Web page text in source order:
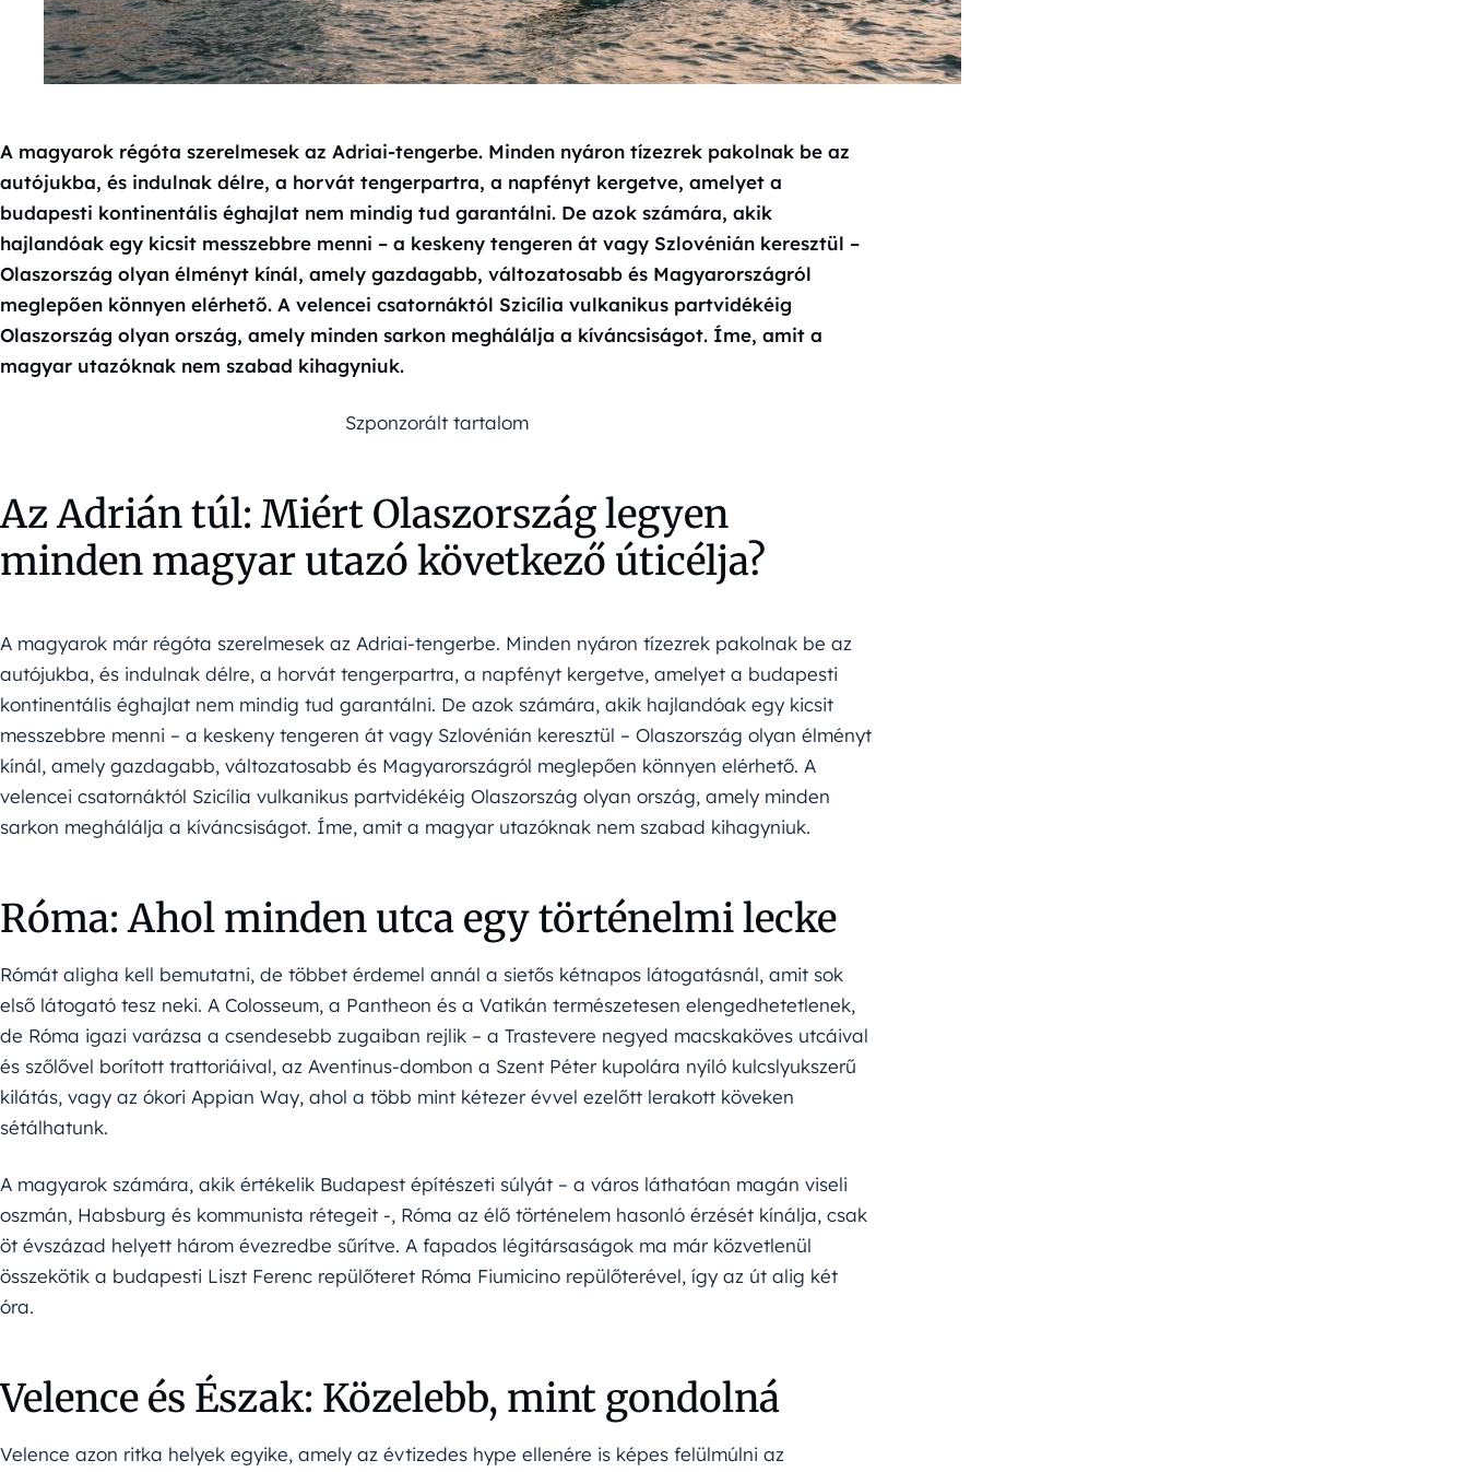
A magyarok régóta szerelmesek az Adriai-tengerbe. Minden nyáron tízezrek pakolnak be az
autójukba, és indulnak délre, a horvát tengerpartra, a napfényt kergetve, amelyet a
budapesti kontinentális éghajlat nem mindig tud garantálni. De azok számára, akik
hajlandóak egy kicsit messzebbre menni – a keskeny tengeren át vagy Szlovénián keresztül –
Olaszország olyan élményt kínál, amely gazdagabb, változatosabb és Magyarországról
meglepően könnyen elérhető. A velencei csatornáktól Szicília vulkanikus partvidékéig
Olaszország olyan ország, amely minden sarkon meghálálja a kíváncsiságot. Íme, amit a
magyar utazóknak nem szabad kihagyniuk.
Szponzorált tartalom
Az Adrián túl: Miért Olaszország legyen
minden magyar utazó következő úticélja?
A magyarok már régóta szerelmesek az Adriai-tengerbe. Minden nyáron tízezrek pakolnak be az
autójukba, és indulnak délre, a horvát tengerpartra, a napfényt kergetve, amelyet a budapesti
kontinentális éghajlat nem mindig tud garantálni. De azok számára, akik hajlandóak egy kicsit
messzebbre menni – a keskeny tengeren át vagy Szlovénián keresztül – Olaszország olyan élményt
kínál, amely gazdagabb, változatosabb és Magyarországról meglepően könnyen elérhető. A
velencei csatornáktól Szicília vulkanikus partvidékéig Olaszország olyan ország, amely minden
sarkon meghálálja a kíváncsiságot. Íme, amit a magyar utazóknak nem szabad kihagyniuk.
Róma: Ahol minden utca egy történelmi lecke
Rómát aligha kell bemutatni, de többet érdemel annál a sietős kétnapos látogatásnál, amit sok
első látogató tesz neki. A Colosseum, a Pantheon és a Vatikán természetesen elengedhetetlenek,
de Róma igazi varázsa a csendesebb zugaiban rejlik – a Trastevere negyed macskaköves utcáival
és szőlővel borított trattoriáival, az Aventinus-dombon a Szent Péter kupolára nyíló kulcslyukszerű
kilátás, vagy az ókori Appian Way, ahol a több mint kétezer évvel ezelőtt lerakott köveken
sétálhatunk.
A magyarok számára, akik értékelik Budapest építészeti súlyát – a város láthatóan magán viseli
oszmán, Habsburg és kommunista rétegeit -, Róma az élő történelem hasonló érzését kínálja, csak
öt évszázad helyett három évezredbe sűrítve. A fapados légitársaságok ma már közvetlenül
összekötik a budapesti Liszt Ferenc repülőteret Róma Fiumicino repülőterével, így az út alig két
óra.
Velence és Észak: Közelebb, mint gondolná
Velence azon ritka helyek egyike, amely az évtizedes hype ellenére is képes felülmúlni az